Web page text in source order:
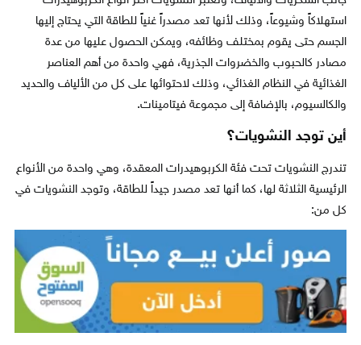
استهلاكاً وشيوعاً، وذلك لأنها تعد مصدراً غنياً للطاقة التي يحتاج إليها
الجسم حتى يقوم بمختلف وظائفه، ويمكن الحصول عليها من عدة
مصادر كالحبوب والخضروات الجذرية، فهي واحدة من أهم العناصر
الغذائية في النظام الغذائي، وذلك لاحتوائها على كل من الألياف والحديد
والكالسيوم، بالإضافة إلى مجموعة فيتامينات.
أين توجد النشويات؟
تندرج النشويات تحت فئة الكربوهيدرات المعقدة، وهي واحدة من الأنواع
الرئيسية الثلاثة لها، كما أنها تعد مصدر جيداً للطاقة، وتوجد النشويات في
كل من: